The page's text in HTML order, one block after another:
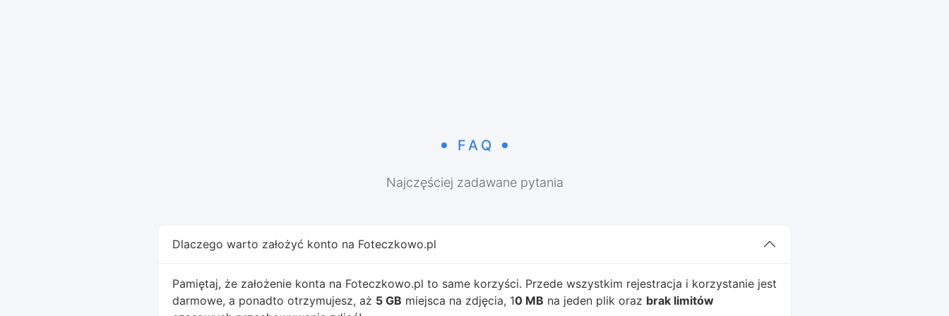
FAQ
Najczęściej zadawane pytania
Dlaczego warto założyć konto na Foteczkowo.pl
Pamiętaj, że założenie konta na Foteczkowo.pl to same korzyści. Przede wszystkim rejestracja i korzystanie jest
darmowe, a ponadto otrzymujesz, aż 5 GB miejsca na zdjęcia, 10 MB na jeden plik oraz brak limitów